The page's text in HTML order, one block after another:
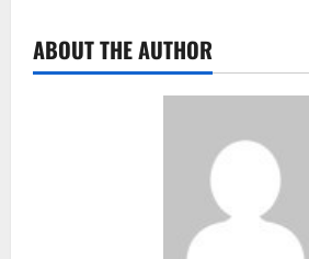
ABOUT THE AUTHOR